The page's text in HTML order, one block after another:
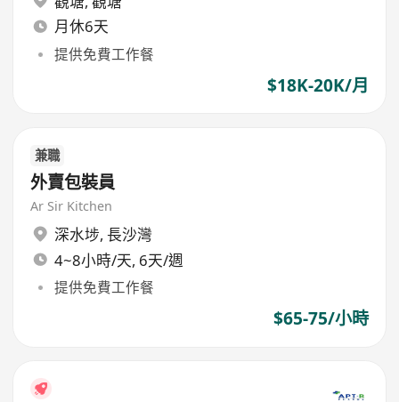
月休6天
提供免費工作餐
$18K-20K/月
兼職
外賣包裝員
Ar Sir Kitchen
深水埗, 長沙灣
4~8小時/天, 6天/週
提供免費工作餐
$65-75/小時